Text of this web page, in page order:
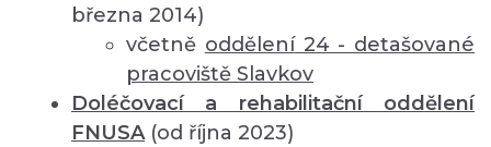
března 2014)
včetně oddělení24 - detašované
pracoviště Slavkov
Doléčovací a rehabilitační oddělení
FNUSA (od října 2023)